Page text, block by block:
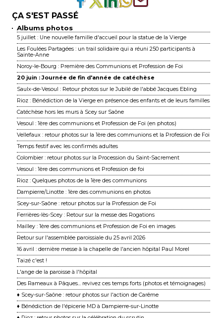
ÇA S'EST PASSÉ
Albums photos
5 juillet : Une nouvelle famille d'accueil pour la statue de la Vierge
Les Foulées Partagées : un trail solidaire qui a réuni 250 participants à
Sainte-Anne
Noroy-le-Bourg : Première des Communions et Profession de Foi
20 juin : Journée de fin d'année de catéchèse
Saulx-de-Vesoul : Retour photos sur le Jubilé de l'abbé Jacques Ebling
Rioz : Bénédiction de la Vierge en présence des enfants et de leurs familles
Catéchèse hors les murs à Scey sur Saône
Vesoul : 1ère des communions et Profession de Foi (en photos)
Vellefaux : retour photos sur la 1ère des communions et la Profession de Foi
Temps festif avec les confirmés adultes
Colombier : retour photos sur la Procession du Saint-Sacrement
Vesoul : 1ère des communions et Profession de foi
Rioz : Quelques photos de la 1ère des communions
Dampierre/Linotte : 1ère des communions en photos
Scey-sur-Saône : retour photos sur la Profession de Foi
Ferrières-lès-Scey : Retour sur la messe des Rogations
Mailley : 1ère des communions et Profession de Foi en images
Retour sur l'assemblée paroissiale du 25 avril 2026
16 avril : dernière messe à la chapelle de l'ancien hôpital Paul Morel
Taizé c'est !
L'ange de la paroisse à l'hôpital
Des Rameaux à Pâques... revivez ces temps forts (photos et témoignages)
♦ Scey-sur-Saône : retour photos sur l'action de Carême
♦ Bénédiction de l'épicerie MD à Dampierre-sur-Linotte